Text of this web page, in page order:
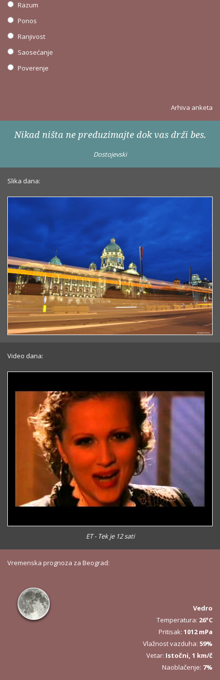
Razum
Ponos
Ranjivost
Saosećanje
Poverenje
Arhiva anketa
Nikad ništa ne preduzimajte dok vas drži bes.
Dostojevski
Slika dana:
Video dana:
ET - Tek je 12 sati
Vremenska prognoza za Beograd:
Vedro
Temperatura: 26°C
Pritisak: 1012 mPa
Vlažnost vazduha: 59%
Vetar: Istočni, 1 km/č
Naoblačenje: 7%